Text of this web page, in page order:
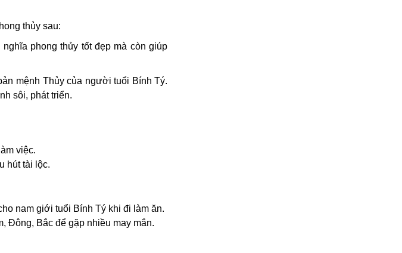
thủy sau:
phong thủy tốt đẹp mà còn giúp
mệnh Thủy của người tuổi Bính Tý.
sôi, phát triển.
việc.
hút tài lộc.
nam giới tuổi Bính Tý khi đi làm ăn.
Đông, Bắc để gặp nhiều may mắn.